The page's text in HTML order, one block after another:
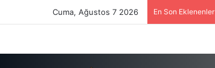
Cuma, Ağustos 7 2026 En Son Eklenenler